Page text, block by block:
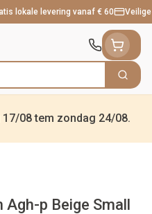
lokale levering vanaf € 60
Zoek
08 tem zondag 24/08.
p Beige Small